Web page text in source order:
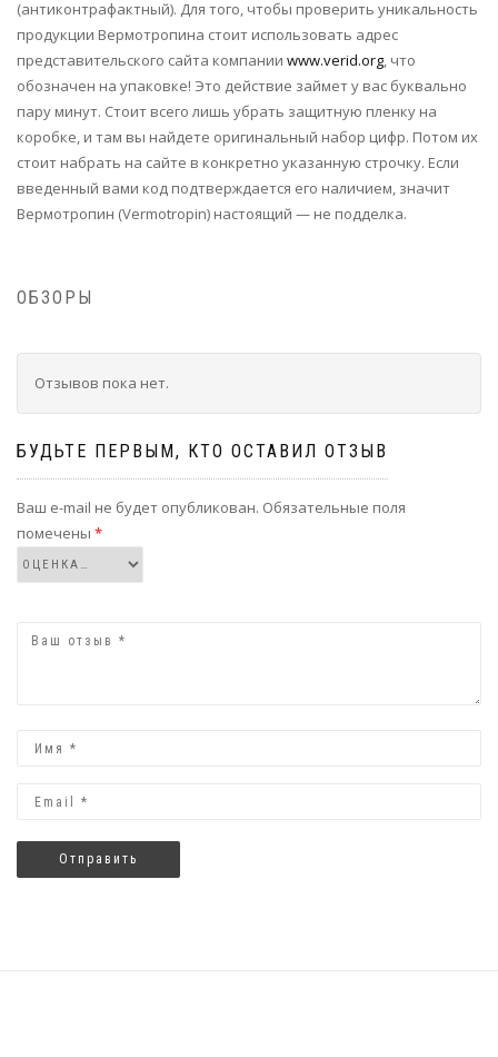
(антиконтрафактный). Для того, чтобы проверить уникальность
продукции Вермотропина стоит использовать адрес
представительского сайта компании www.verid.org, что
обозначен на упаковке! Это действие займет у вас буквально
пару минут. Стоит всего лишь убрать защитную пленку на
коробке, и там вы найдете оригинальный набор цифр. Потом их
стоит набрать на сайте в конкретно указанную строчку. Если
введенный вами код подтверждается его наличием, значит
Вермотропин (Vermotropin) настоящий — не подделка.
ОБЗОРЫ
Отзывов пока нет.
БУДЬТЕ ПЕРВЫМ, КТО ОСТАВИЛ ОТЗЫВ
Ваш e-mail не будет опубликован. Обязательные поля
помечены *